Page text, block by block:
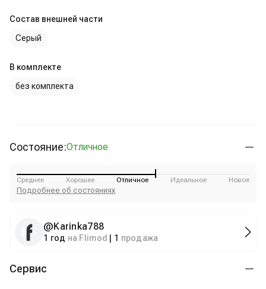
Состав внешней части
Серый
В комплекте
без комплекта
Состояние:Отличное
Среднее Хорошее Отличное Идеальное Новое
Подробнее об состояниях
@Karinka788
1 год на Flimod 1 продажа
Сервис